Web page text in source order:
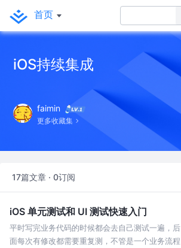
首页
iOS持续集成
faimin
更多收藏集
17篇文章 · 0订阅
iOS 单元测试和 UI 测试快速入门
平时写完业务代码的时候都会去自己测试一遍，后
面每次有修改都需要重复测，不管是一个业务流程